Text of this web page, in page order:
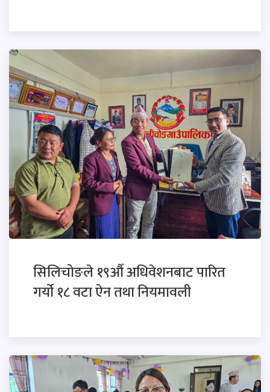
सिलिचोङले १९औँ अधिवेशनबाट पारित
गर्यो १८ वटा ऐन तथा नियमावली